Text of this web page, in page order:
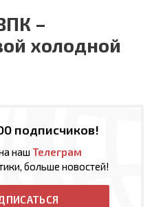
–
холодной
подписчиков!
наш Телеграм
больше новостей!